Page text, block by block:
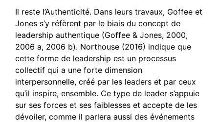
Il reste l’Authenticité. Dans leurs travaux, Goffee et
Jones s’y réfèrent par le biais du concept de
leadership authentique (Goffee & Jones, 2000,
2006 a, 2006 b). Northouse (2016) indique que
cette forme de leadership est un processus
collectif qui a une forte dimension
interpersonnelle, créé par les leaders et par ceux
qu’il inspire, ensemble. Ce type de leader s’appuie
sur ses forces et ses faiblesses et accepte de les
dévoiler, comme il parlera aussi des événements